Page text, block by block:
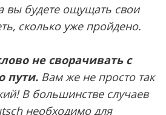
вы будете ощущать свои
сколько уже пройдено.
не сворачивать с
пути. Вам же не просто так
В большинстве случаев
необходимо для